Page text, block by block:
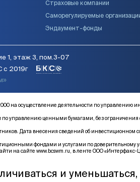
Страховые компании
Саморегулируемые
Эндаумент-фонды
1, этаж 3, пом.3-07
с 2019г
на осуществление деятельности по
управлению ценными бумагами, без ограничения
Дата внесения сведений об инвестиционном
фондами и услугами по
на сайте www.bcswm.ru , в ленте ООО «Интерфакс-
и